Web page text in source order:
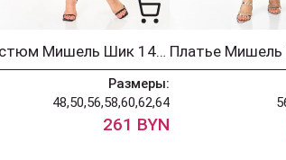
Костюм Мишель Шик 1454 белый + гленчек
Размеры:
48,50,56,58,60,62,64
261 BYN